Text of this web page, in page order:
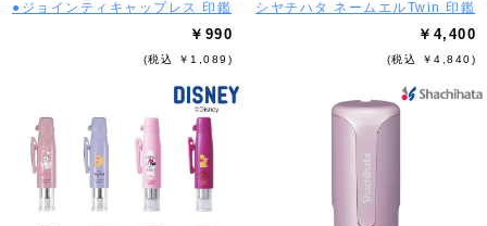
●ジョインティキャップレス 印鑑
￥990
(税込 ￥1,089)
シヤチハタ ネームエルTwin 印鑑
￥4,400
(税込 ￥4,840)